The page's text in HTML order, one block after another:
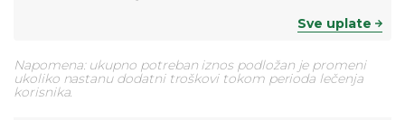
Sve uplate
Napomena: ukupno potreban iznos podložan je promeni
ukoliko nastanu dodatni troškovi tokom perioda lečenja
korisnika.